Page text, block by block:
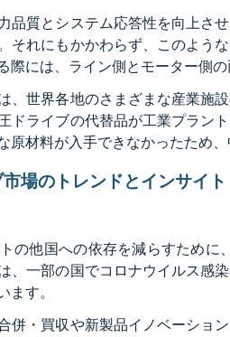
品質とシステム応答性を向上さ
それにもかかわらず、このよう
際には、ライン側とモーター側
、世界各地のさまざまな産業施
ドライブの代替品が工業プラン
原材料が入手できなかったため
場のトレンドとインサイト
の他国への依存を減らすため
、一部の国でコロナウイルス感
ます。
併・買収や新製品イノベーショ